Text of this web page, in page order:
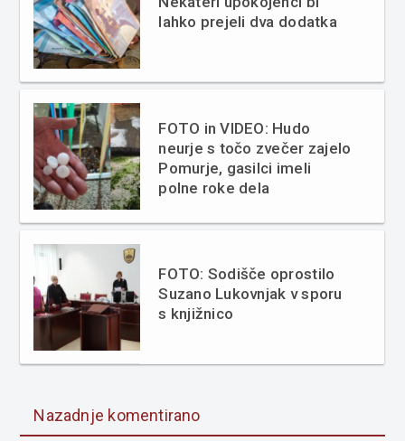
lahko prejeli dva dodatka
FOTO in VIDEO: Hudo
neurje s točo zvečer zajelo
Pomurje, gasilci imeli
polne roke dela
FOTO: Sodišče oprostilo
Suzano Lukovnjak v sporu
s knjižnico
Nazadnje komentirano